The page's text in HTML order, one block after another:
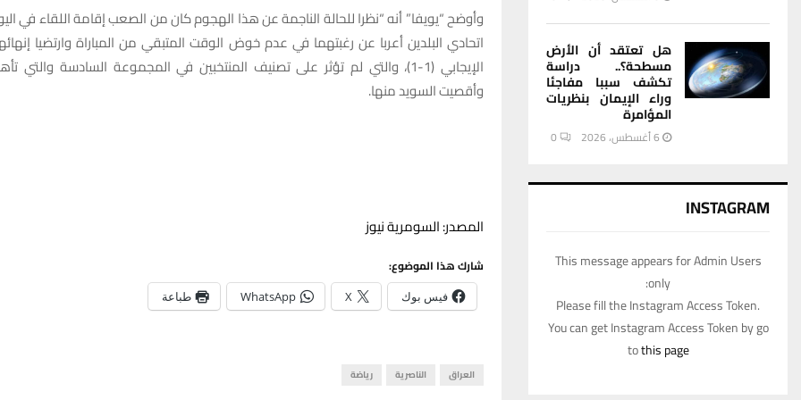
وأوضح “يويفا” أنه “نظرا للحالة الناجمة عن هذا الهجوم كان من الصعب إقامة اللقاء في
اتحادي البلدين أعربا عن رغبتهما في عدم خوض الوقت المتبقي من المباراة وارتضيا
الإيجابي (1-1)، والتي لم تؤثر على تصنيف المنتخبين في المجموعة السادسة والتي
وأقصيت السويد منها.
المصدر: السومرية نيوز
شارك هذا الموضوع:
فيس بوك X
WhatsApp طباعة
العراق الناصرية رياضة
هل تعتقد أن الأرض
مسطحة؟.. دراسة
تكشف سببا مفاجئا
وراء الإيمان بنظريات
المؤامرة
6 أغسطس، 2026 0
INSTAGRAM
This message appears for Admin Users
only:
Please fill the Instagram Access Token.
You can get Instagram Access Token by go
tothis page